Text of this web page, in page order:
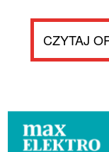
CZYTAJ